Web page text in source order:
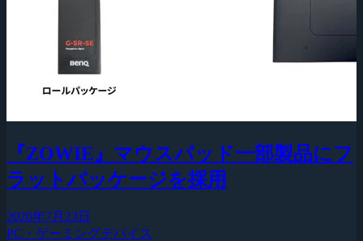
『ZOWIE』マウスパッド一部製品にフ
ラットパッケージを採用
2026年7月23日
PC・ゲーミングデバイス